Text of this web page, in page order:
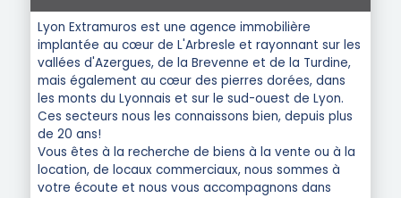
Lyon Extramuros est une agence immobilière
implantée au cœur de L'Arbresle et rayonnant sur les
vallées d'Azergues, de la Brevenne et de la Turdine,
mais également au cœur des pierres dorées, dans
les monts du Lyonnais et sur le sud-ouest de Lyon.
Ces secteurs nous les connaissons bien, depuis plus
de 20 ans!
Vous êtes à la recherche de biens à la vente ou à la
location, de locaux commerciaux, nous sommes à
votre écoute et nous vous accompagnons dans